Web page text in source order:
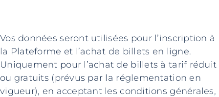
Vos données seront utilisées pour l’inscription à
la Plateforme et l’achat de billets en ligne.
Uniquement pour l’achat de billets à tarif réduit
ou gratuits (prévus par la réglementation en
vigueur), en acceptant les conditions générales,